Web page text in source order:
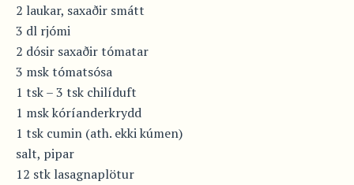
2 laukar, saxaðir smátt
3 dl rjómi
2 dósir saxaðir tómatar
3 msk tómatsósa
1 tsk – 3 tsk chilíduft
1 msk kóríanderkrydd
1 tsk cumin (ath. ekki kúmen)
salt, pipar
12 stk lasagnaplötur